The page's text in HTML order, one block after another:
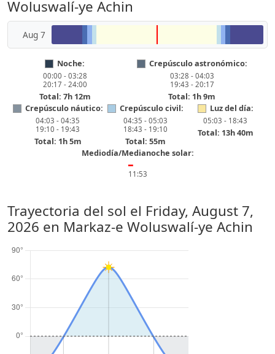
Woluswalí-ye Achin
Aug 7
Noche:
00:00 - 03:28
20:17 - 24:00
Total: 7h 12m
Crepúsculo astronómico:
03:28 - 04:03
19:43 - 20:17
Total: 1h 9m
Crepúsculo náutico:
04:03 - 04:35
19:10 - 19:43
Total: 1h 5m
Crepúsculo civil:
04:35 - 05:03
18:43 - 19:10
Total: 55m
Luz del día:
05:03 - 18:43
Total: 13h 40m
Mediodía/Medianoche solar:
━
11:53
Trayectoria del sol el Friday, August 7,
2026 en Markaz-e Woluswalí-ye Achin